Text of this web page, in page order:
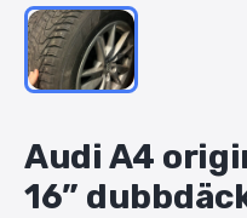
Audi A4
16”